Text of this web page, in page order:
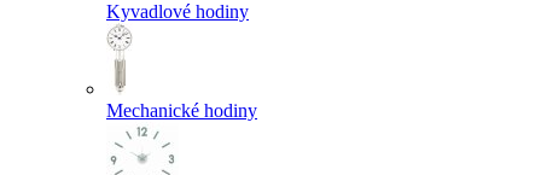
Kyvadlové hodiny
Mechanické hodiny